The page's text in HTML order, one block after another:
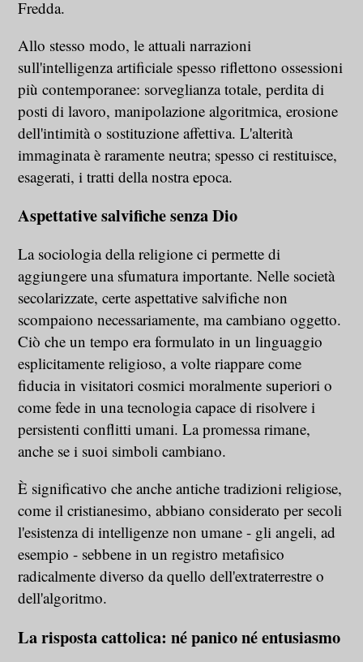
Fredda.
Allo stesso modo, le attuali narrazioni
sull'intelligenza artificiale spesso riflettono ossessioni
più contemporanee: sorveglianza totale, perdita di
posti di lavoro, manipolazione algoritmica, erosione
dell'intimità o sostituzione affettiva. L'alterità
immaginata è raramente neutra; spesso ci restituisce,
esagerati, i tratti della nostra epoca.
Aspettative salvifiche senza Dio
La sociologia della religione ci permette di
aggiungere una sfumatura importante. Nelle società
secolarizzate, certe aspettative salvifiche non
scompaiono necessariamente, ma cambiano oggetto.
Ciò che un tempo era formulato in un linguaggio
esplicitamente religioso, a volte riappare come
fiducia in visitatori cosmici moralmente superiori o
come fede in una tecnologia capace di risolvere i
persistenti conflitti umani. La promessa rimane,
anche se i suoi simboli cambiano.
È significativo che anche antiche tradizioni religiose,
come il cristianesimo, abbiano considerato per secoli
l'esistenza di intelligenze non umane - gli angeli, ad
esempio - sebbene in un registro metafisico
radicalmente diverso da quello dell'extraterrestre o
dell'algoritmo.
La risposta cattolica: né panico né entusiasmo